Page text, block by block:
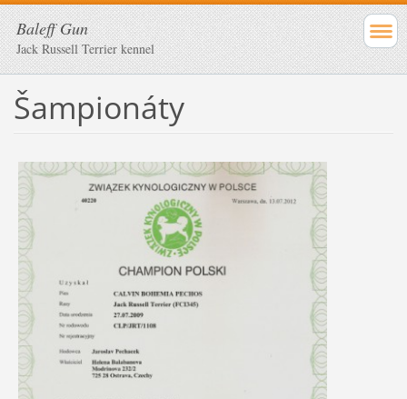
Baleff Gun
Jack Russell Terrier kennel
Šampionáty